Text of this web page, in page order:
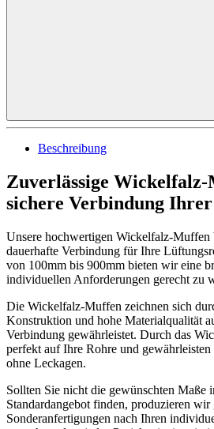
Beschreibung
Zuverlässige
sichere Verbindung
Unsere hochwertigen Wickelfalz-Muffen
dauerhafte Verbindung für Ihre
von 100mm bis 900mm bieten wir eine
individuellen Anforderungen gerecht zu
Die Wickelfalz-Muffen zeichnen sich
Konstruktion und hohe Materialqualität
Verbindung gewährleistet. Durch das
perfekt auf Ihre Rohre und
ohne Leckagen.
Sollten Sie nicht die gewünschten Maße
Standardangebot finden, produzieren wir
Sonderanfertigungen nach Ihren